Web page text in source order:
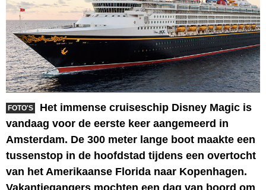
FOTO'S
Het immense cruiseschip Disney Magic is
vandaag voor de eerste keer aangemeerd in
Amsterdam. De 300 meter lange boot maakte een
tussenstop in de hoofdstad tijdens een overtocht
van het Amerikaanse Florida naar Kopenhagen.
Vakantiegangers mochten een dag van boord om